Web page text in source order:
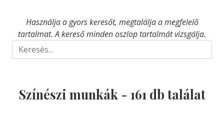
Használja a gyors keresőt, megtalálja a megfelelő
tartalmat. A kereső minden oszlop tartalmát vizsgálja.
Színészi munkák - 161 db találat